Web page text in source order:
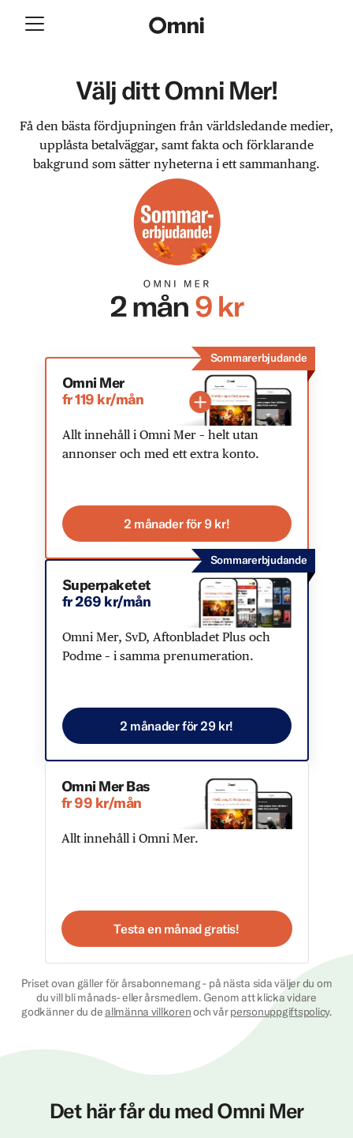
Välj ditt Omni Mer!
Få den bästa fördjupningen från världsledande medier,
upplåsta betalväggar, samt fakta och förklarande
bakgrund som sätter nyheterna i ett sammanhang.
Sommarerbjudande
Omni Mer
fr 119 kr/mån
Allt innehåll i Omni Mer – helt utan
annonser och med ett extra konto.
2 månader för 9 kr!
Sommarerbjudande
Superpaketet
fr 269 kr/mån
Omni Mer, SvD, Aftonbladet Plus och
Podme – i samma prenumeration.
2 månader för 29 kr!
Omni Mer Bas
fr 99 kr/mån
Allt innehåll i Omni Mer.
Testa en månad gratis!
Priset ovan gäller för årsabonnemang - på nästa sida väljer du om
du vill bli månads- eller årsmedlem. Genom att klicka vidare
godkänner du deallmänna villkorenoch vårpersonuppgiftspolicy.
Det här får du med Omni Mer